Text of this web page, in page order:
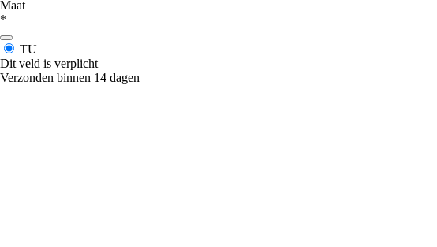
Maat
*
TU
Dit veld is verplicht
Verzonden binnen 14 dagen